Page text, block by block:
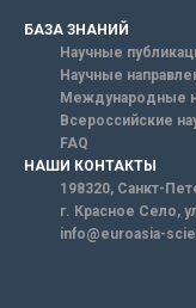
БАЗА ЗНАНИЙ
Научные
Научные
Международные
Всероссийские
FAQ
НАШИ КОНТАКТЫ
198320, Санкт-
г. Красное Село,
info@euroasia-